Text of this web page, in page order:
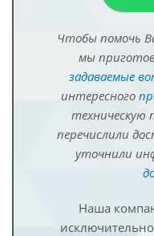
Чтобы помочь
мы
задаваемые
интересного
техническую
перечислили
уточнили
Наша